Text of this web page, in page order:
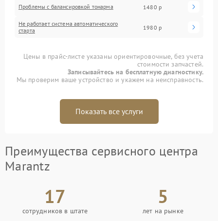
Проблемы с балансировкой тонарма 1480 р
Не работает система автоматического
старта
1980 р
Цены в прайс-листе указаны ориентировочные, без учета
стоимости запчастей.
Записывайтесь на бесплатную диагностику.
Мы проверим ваше устройство и укажем на неисправность.
Показать все услуги
Преимущества сервисного центра
Marantz
17
сотрудников в штате
5
лет на рынке